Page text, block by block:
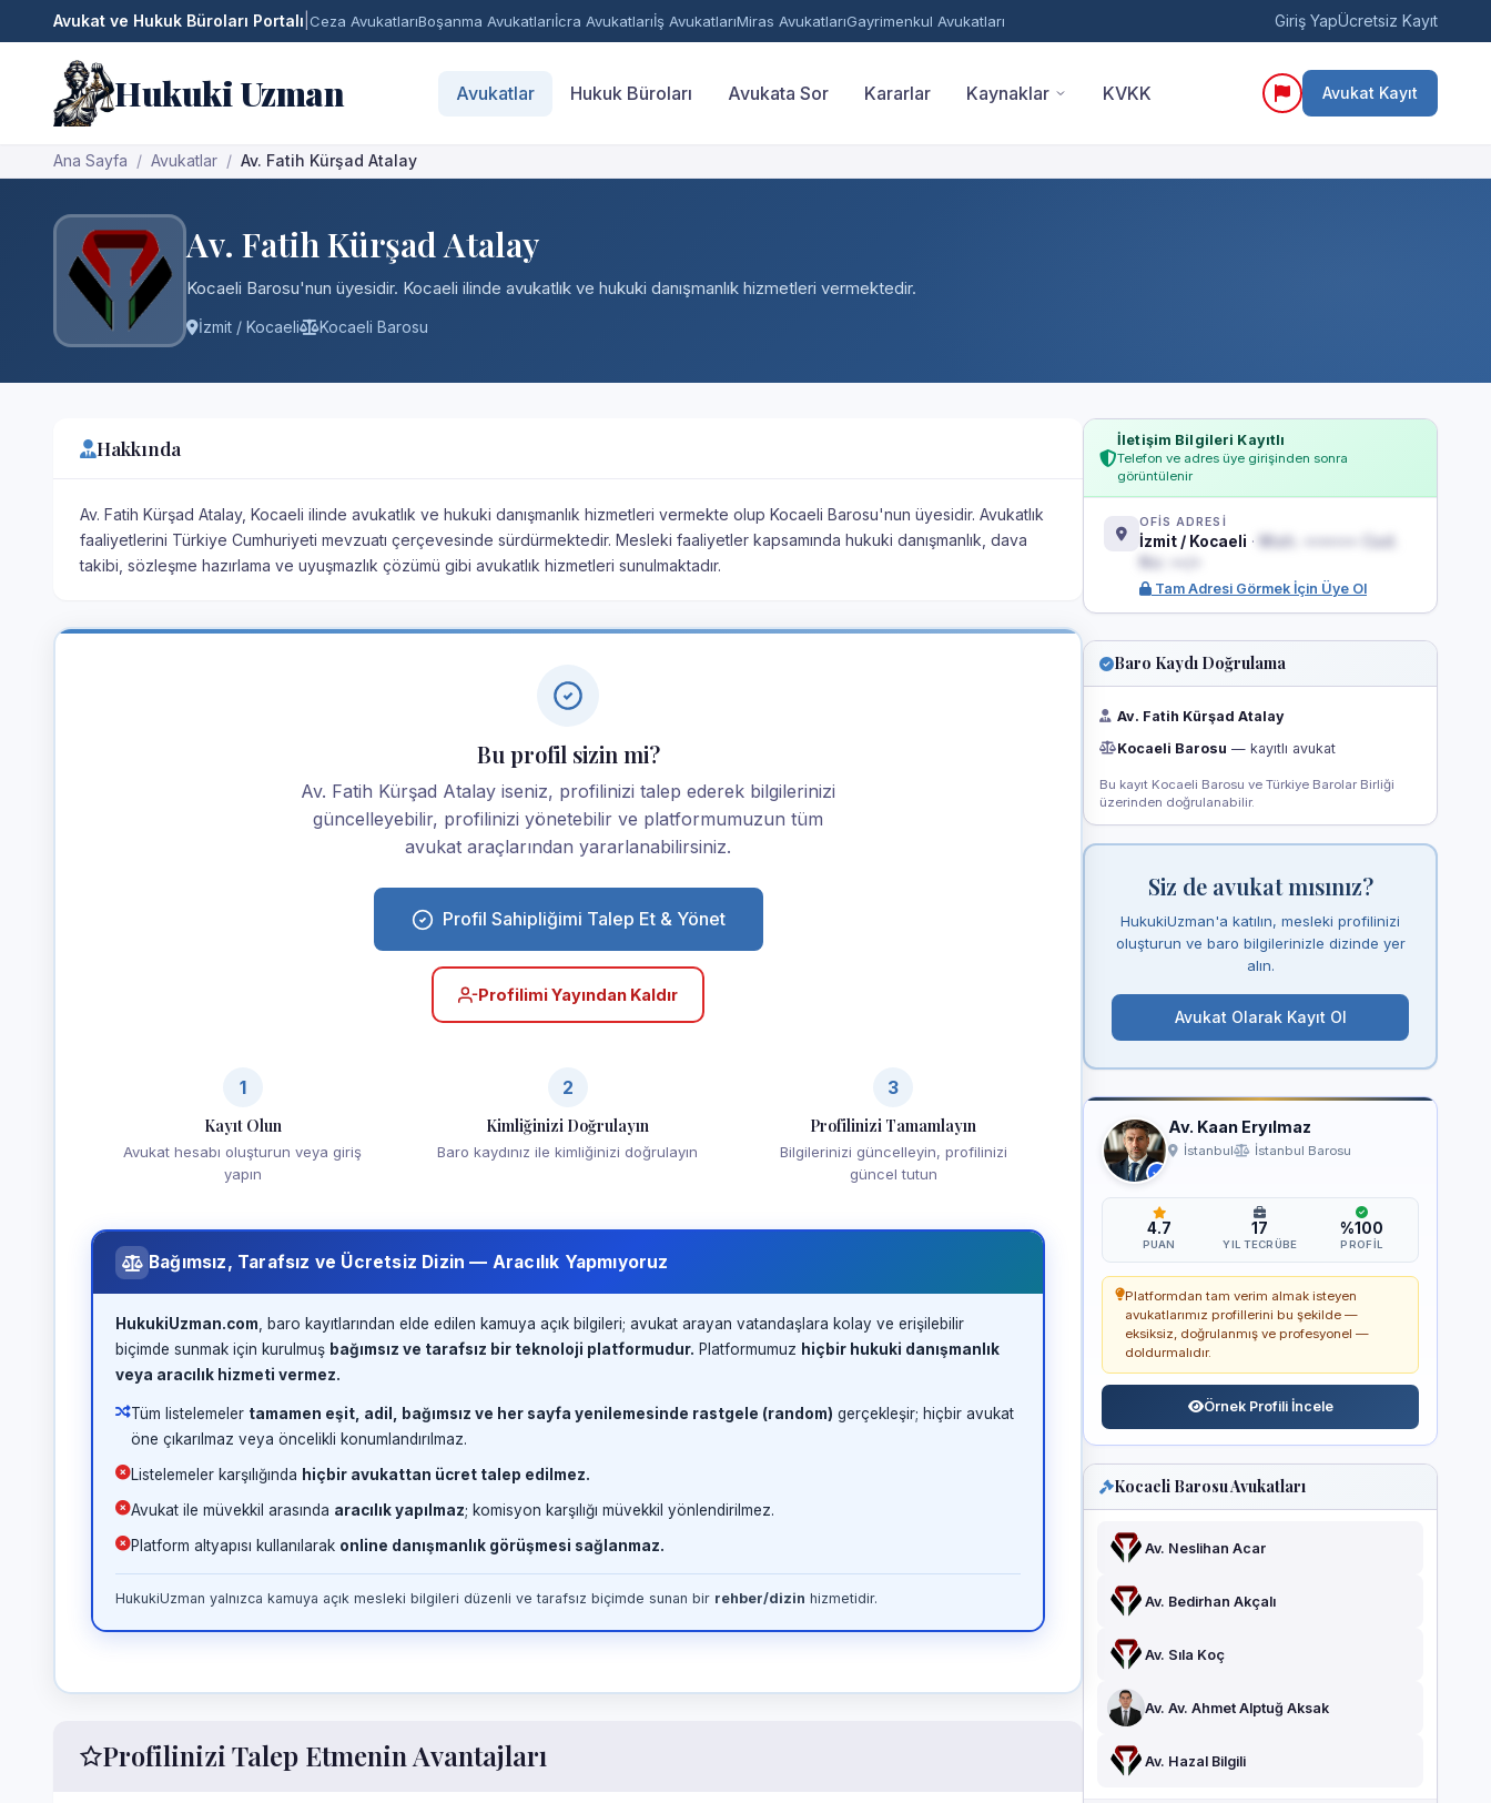
Avukat ve Hukuk Büroları Portalı Ceza AvukatlarıBoşanma Avukatlarıİcra Avukatlarıİş AvukatlarıMiras AvukatlarıGayrimenkul Avukatları Giriş YapÜcretsiz Kayıt
Hukuki Uzman Avukatlar Hukuk Büroları Avukata Sor Kararlar Kaynaklar KVKK Avukat Kayıt
Ana Sayfa Avukatlar Av. Fatih Kürşad Atalay
Av. Fatih Kürşad Atalay
Kocaeli Barosu'nun üyesidir. Kocaeli ilinde avukatlık ve hukuki danışmanlık hizmetleri vermektedir.
İzmit / Kocaeli Kocaeli Barosu
Hakkında
Av. Fatih Kürşad Atalay, Kocaeli ilinde avukatlık ve hukuki danışmanlık hizmetleri vermekte olup Kocaeli Barosu'nun üyesidir. Avukatlık
faaliyetlerini Türkiye Cumhuriyeti mevzuatı çerçevesinde sürdürmektedir. Mesleki faaliyetler kapsamında hukuki danışmanlık, dava
takibi, sözleşme hazırlama ve uyuşmazlık çözümü gibi avukatlık hizmetleri sunulmaktadır.
Bu profil sizin mi?
Av. Fatih Kürşad Atalay iseniz, profilinizi talep ederek bilgilerinizi
güncelleyebilir, profilinizi yönetebilir ve platformumuzun tüm
avukat araçlarından yararlanabilirsiniz.
Profil Sahipliğimi Talep Et & Yönet
Profilimi Yayından Kaldır
1
Kayıt Olun
Avukat hesabı oluşturun veya giriş
yapın
2
Kimliğinizi Doğrulayın
Baro kaydınız ile kimliğinizi doğrulayın
3
Profilinizi Tamamlayın
Bilgilerinizi güncelleyin, profilinizi
güncel tutun
Bağımsız, Tarafsız ve Ücretsiz Dizin — Aracılık Yapmıyoruz
HukukiUzman.com , baro kayıtlarından elde edilen kamuya açık bilgileri; avukat arayan vatandaşlara kolay ve erişilebilir
biçimde sunmak için kurulmuş bağımsız ve tarafsız bir teknoloji platformudur. Platformumuz hiçbir hukuki danışmanlık
veya aracılık hizmeti vermez.
Tüm listelemeler tamamen eşit, adil, bağımsız ve her sayfa yenilemesinde rastgele (random) gerçekleşir; hiçbir avukat
öne çıkarılmaz veya öncelikli konumlandırılmaz.
Listelemeler karşılığında hiçbir avukattan ücret talep edilmez.
Avukat ile müvekkil arasında aracılık yapılmaz; komisyon karşılığı müvekkil yönlendirilmez.
Platform altyapısı kullanılarak online danışmanlık görüşmesi sağlanmaz.
HukukiUzman yalnızca kamuya açık mesleki bilgileri düzenli ve tarafsız biçimde sunan bir rehber/dizin hizmetidir.
Profilinizi Talep Etmenin Avantajları
İletişim Bilgileri Kayıtlı
Telefon ve adres üye girişinden sonra
görüntülenir
OFİS ADRESİ
İzmit / Kocaeli ·
Mah. ••••••• Cad.
Tam Adresi Görmek İçin Üye Ol
Baro Kaydı Doğrulama
Av. Fatih Kürşad Atalay
Kocaeli Barosu — kayıtlı avukat
Bu kayıt Kocaeli Barosu ve Türkiye Barolar Birliği
üzerinden doğrulanabilir.
Siz de avukat mısınız?
HukukiUzman'a katılın, mesleki profilinizi
oluşturun ve baro bilgilerinizle dizinde yer
alın.
Avukat Olarak Kayıt Ol
Av. Kaan Eryılmaz
İstanbul İstanbul Barosu
4.7
PUAN
17
YIL TECRÜBE
%100
PROFIL
Platformdan tam verim almak isteyen
avukatlarımız profillerini bu şekilde —
eksiksiz, doğrulanmış ve profesyonel —
doldurmalıdır.
Örnek Profili İncele
Kocaeli Barosu Avukatları
Av. Neslihan Acar
Av. Bedirhan Akçalı
Av. Sıla Koç
Av. Av. Ahmet Alptuğ Aksak
Av. Hazal Bilgili